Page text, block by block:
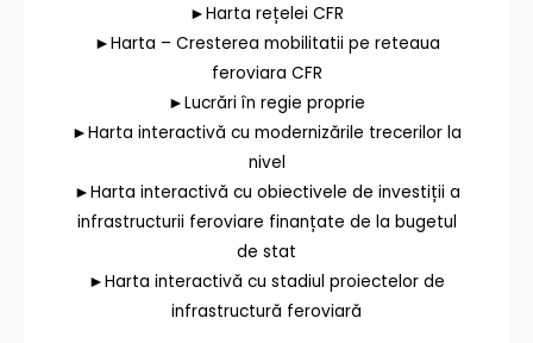
►Harta rețelei CFR
►Harta – Cresterea mobilitatii pe reteaua
feroviara CFR
►Lucrări în regie proprie
►Harta interactivă cu modernizările trecerilor la
nivel
►Harta interactivă cu obiectivele de investiții a
infrastructurii feroviare finanțate de la bugetul
de stat
►Harta interactivă cu stadiul proiectelor de
infrastructură feroviară